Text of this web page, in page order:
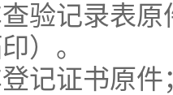
查验记录表
）。
登记证书原件